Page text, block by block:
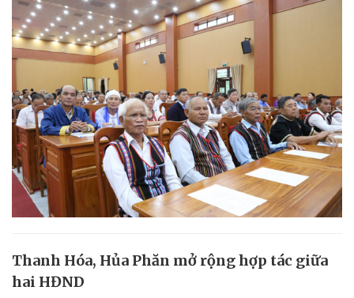
Thanh Hóa, Hủa Phăn mở rộng hợp tác giữa
hai HĐND